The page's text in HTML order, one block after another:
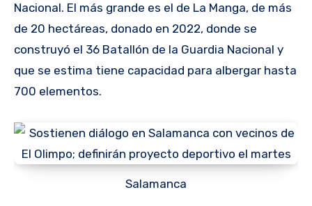
Nacional. El más grande es el de La Manga, de más
de 20 hectáreas, donado en 2022, donde se
construyó el 36 Batallón de la Guardia Nacional y
que se estima tiene capacidad para albergar hasta
700 elementos.
Salamanca